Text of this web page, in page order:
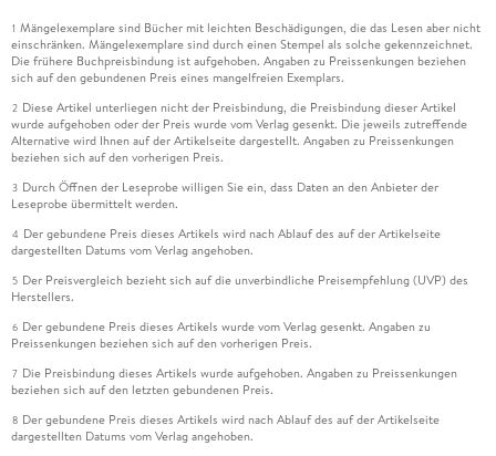
1 Mängelexemplare sind Bücher mit leichten Beschädigungen, die das Lesen aber nicht
einschränken. Mängelexemplare sind durch einen Stempel als solche gekennzeichnet.
Die frühere Buchpreisbindung ist aufgehoben. Angaben zu Preissenkungen beziehen
sich auf den gebundenen Preis eines mangelfreien Exemplars.
2 Diese Artikel unterliegen nicht der Preisbindung, die Preisbindung dieser Artikel
wurde aufgehoben oder der Preis wurde vom Verlag gesenkt. Die jeweils zutreffende
Alternative wird Ihnen auf der Artikelseite dargestellt. Angaben zu Preissenkungen
beziehen sich auf den vorherigen Preis.
3 Durch Öffnen der Leseprobe willigen Sie ein, dass Daten an den Anbieter der
Leseprobe übermittelt werden.
4 Der gebundene Preis dieses Artikels wird nach Ablauf des auf der Artikelseite
dargestellten Datums vom Verlag angehoben.
5 Der Preisvergleich bezieht sich auf die unverbindliche Preisempfehlung (UVP) des
Herstellers.
6 Der gebundene Preis dieses Artikels wurde vom Verlag gesenkt. Angaben zu
Preissenkungen beziehen sich auf den vorherigen Preis.
7 Die Preisbindung dieses Artikels wurde aufgehoben. Angaben zu Preissenkungen
beziehen sich auf den letzten gebundenen Preis.
8 Der gebundene Preis dieses Artikels wird nach Ablauf des auf der Artikelseite
dargestellten Datums vom Verlag angehoben.